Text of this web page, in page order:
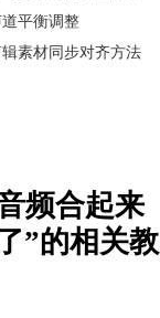
式，为视频搭配多个
示可观察到音调的高
平衡调整
素材同步对齐方法
频合起来
”的相关教